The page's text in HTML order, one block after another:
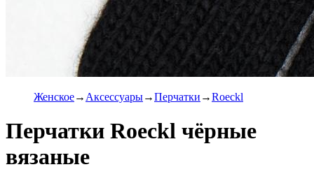
Женское Аксессуары Перчатки Roeckl
Перчатки Roeckl чёрные
вязаные